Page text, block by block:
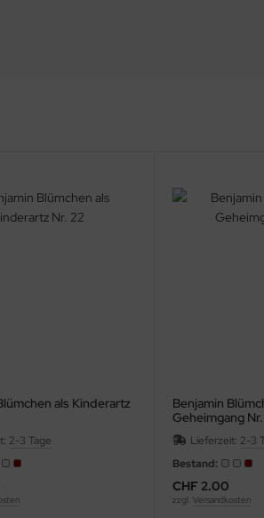
als Kinderartz
2-3 Tage
Benjamin
Geheimgang
Lieferzeit: 2-3
Bestand:
CHF 2.00
zzgl.Versandkosten